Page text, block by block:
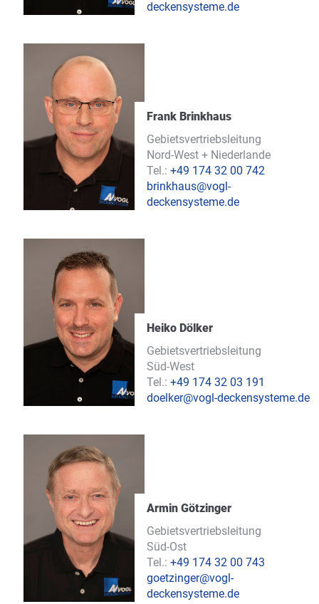
deckensysteme.de
Frank Brinkhaus
Gebietsvertriebsleitung
Nord-West + Niederlande
Tel.:+49 174 32 00 742
brinkhaus@vogl-
deckensysteme.de
Heiko Dölker
Gebietsvertriebsleitung
Süd-West
Tel.:+49 174 32 03 191
doelker@vogl-deckensysteme.de
Armin Götzinger
Gebietsvertriebsleitung
Süd-Ost
Tel.:+49 174 32 00 743
goetzinger@vogl-
deckensysteme.de